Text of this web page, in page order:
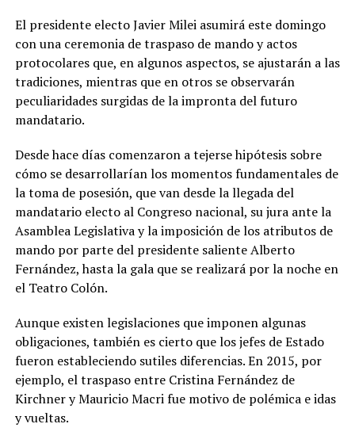
El presidente electo Javier Milei asumirá este domingo
con una ceremonia de traspaso de mando y actos
protocolares que, en algunos aspectos, se ajustarán a las
tradiciones, mientras que en otros se observarán
peculiaridades surgidas de la impronta del futuro
mandatario.
Desde hace días comenzaron a tejerse hipótesis sobre
cómo se desarrollarían los momentos fundamentales de
la toma de posesión, que van desde la llegada del
mandatario electo al Congreso nacional, su jura ante la
Asamblea Legislativa y la imposición de los atributos de
mando por parte del presidente saliente Alberto
Fernández, hasta la gala que se realizará por la noche en
el Teatro Colón.
Aunque existen legislaciones que imponen algunas
obligaciones, también es cierto que los jefes de Estado
fueron estableciendo sutiles diferencias. En 2015, por
ejemplo, el traspaso entre Cristina Fernández de
Kirchner y Mauricio Macri fue motivo de polémica e idas
y vueltas.